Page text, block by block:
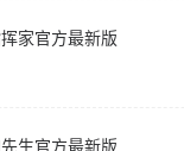
家官方最新版
生官方最新版